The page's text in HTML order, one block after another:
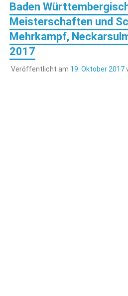
Baden
Meisterschaften und
Mehrkampf,
2017
Veröffentlicht am 19. Oktober 2017